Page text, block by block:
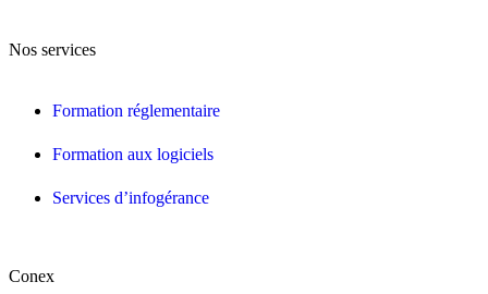
Nos services
Formation réglementaire
Formation aux logiciels
Services d’infogérance
Conex